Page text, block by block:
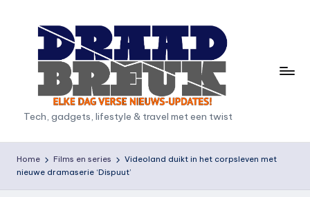
D
r
a
a
Tech, gadgets, lifestyle & travel met een twist
Home Films en series
Videoland duikt in het corpsleven met
nieuwe dramaserie ‘Dispuut’